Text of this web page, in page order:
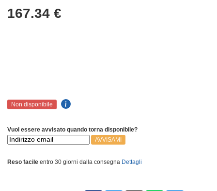
167.34 €
Non disponibile
Vuoi essere avvisato quando torna disponibile?
AVVISAMI
Reso facile entro 30 giorni dalla consegna Dettagli